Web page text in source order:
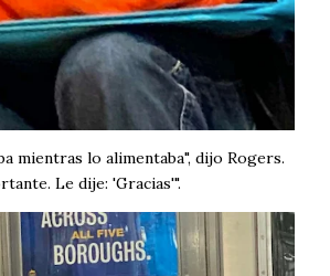
mientras lo alimentaba", dijo Rogers.
Le dije: 'Gracias'".